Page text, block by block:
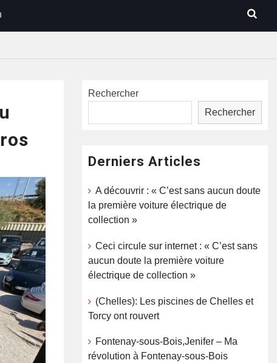
Rechercher
Rechercher
Derniers Articles
A découvrir : « C’est sans aucun doute
la première voiture électrique de
collection »
Ceci circule sur internet : « C’est sans
aucun doute la première voiture
électrique de collection »
(Chelles): Les piscines de Chelles et
Torcy ont rouvert
Fontenay-sous-Bois,Jenifer – Ma
révolution à Fontenay-sous-Bois